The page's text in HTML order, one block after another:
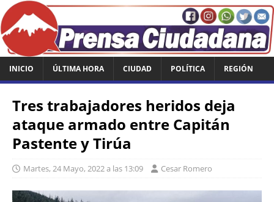
INICIO ÚLTIMA HORA CIUDAD POLÍTICA REGIÓN
Tres trabajadores heridos deja
ataque armado entre Capitán
Pastente y Tirúa
Martes, 24 Mayo, 2022 a las 13:09 Cesar Romero